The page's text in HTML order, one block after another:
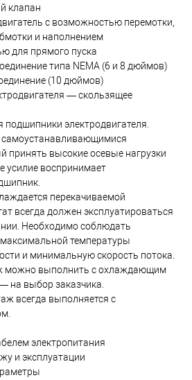
клапан
с возможностью перемотки,
и наполнением
для прямого пуска
типа NEMA (6 и 8 дюймов)
(10 дюймов)
— скользящее
электродвигателя.
принять высокие осевые нагрузки
усилие воспринимает
перекачиваемой
всегда должен эксплуатироваться
Необходимо соблюдать
температуры
и минимальную скорость потока.
можно выполнить с охлаждающим
на выбор заказчика.
всегда выполняется с
электропитания
и эксплуатации